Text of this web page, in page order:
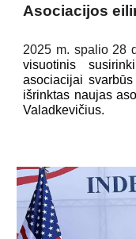
Asociacijos
2025 m. spalio 28
visuotinis
asociacijai
išrinktas naujas
Valadkevičius.